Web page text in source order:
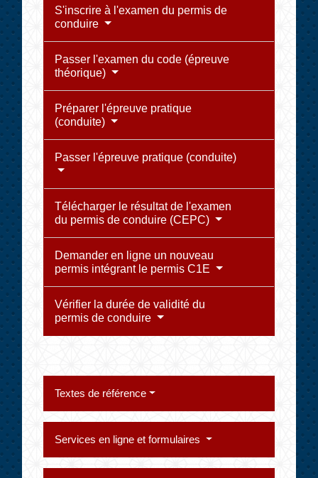
S'inscrire à l'examen du permis de
conduire
Passer l'examen du code (épreuve
théorique)
Préparer l'épreuve pratique
(conduite)
Passer l'épreuve pratique (conduite)
Télécharger le résultat de l'examen
du permis de conduire (CEPC)
Demander en ligne un nouveau
permis intégrant le permis C1E
Vérifier la durée de validité du
permis de conduire
Textes de référence
Services en ligne et formulaires